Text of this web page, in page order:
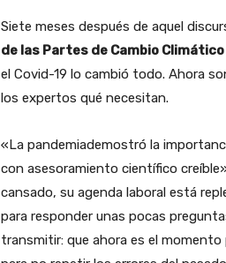
Siete meses después de aquel
de las Partes de Cambio Climático
el Covid-19 lo cambió todo. Ahora
los expertos qué necesitan.
«La pandemiademostró la
con asesoramiento científico
cansado, su agenda laboral está
para responder unas pocas
transmitir: que ahora es el